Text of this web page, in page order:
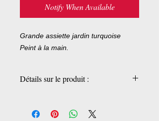
Notify When Available
Grande assiette jardin turquoise
Peint à la main.
Détails sur le produit :
22x22